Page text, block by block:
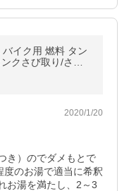
イク用 燃料 タン
沖縄・離島除く)
2020/1/20
き）のでダメもとで
のお湯で適当に希釈
お湯を満たし、2～3